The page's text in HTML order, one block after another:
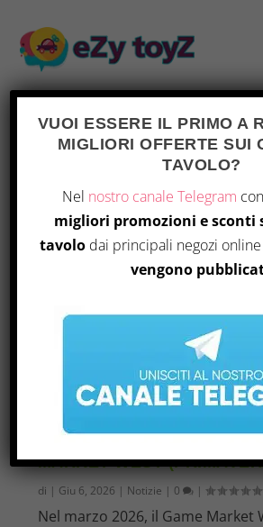
TAG:COMUNITÀ LUDICA
MARKET WEST
di | Giu 6, 2026 | Notizie | 0 |
Nel marzo 2026, il Game Market
VUOI ESSERE IL PRIMO A
MIGLIORI OFFERTE SUI
TAVOLO?
Nel nostro canale Telegram
migliori promozioni e sconti
tavolo dai principali negozi
vengono